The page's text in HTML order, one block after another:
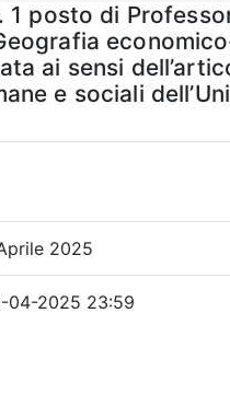
1 posto di
ai sensi
e sociali
2025
04-2025 23:59